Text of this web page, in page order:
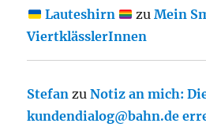
Lauteshirn zu Mein
ViertklässlerInnen
Stefan zuNotiz an mich:
kundendialog@bahn.de